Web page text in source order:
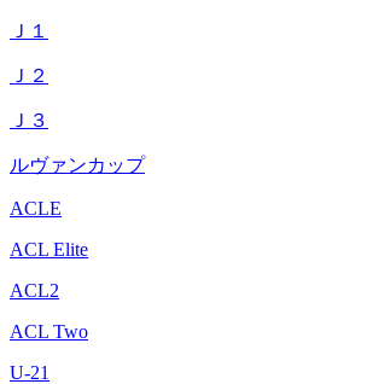
Ｊ１
Ｊ２
Ｊ３
ルヴァンカップ
ACLE
ACL Elite
ACL2
ACL Two
U-21